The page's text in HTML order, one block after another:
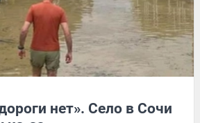
нет». Село в Сочи